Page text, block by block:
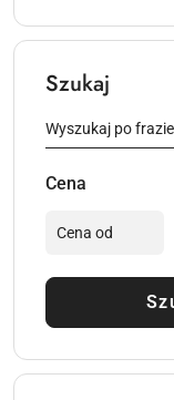
Szukaj
Cena